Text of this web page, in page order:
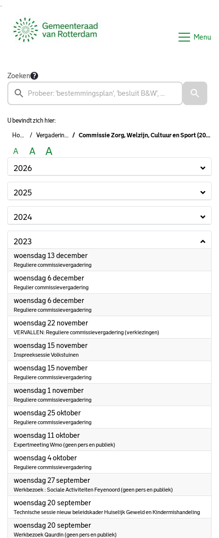
Menu
Zoeken
U bevindt zich hier:
Home Vergaderingen Commissie Zorg, Welzijn, Cultuur en Sport (2022 - 2026)
A A A
2026
2025
2024
2023
woensdag 13 december2023
Reguliere commissievergadering
woensdag 6 december2023
Regulier commissievergadering
woensdag 6 december2023
Reguliere commissievergadering
woensdag 22 november2023
VERVALLEN: Reguliere commissievergadering (verkiezingen)
woensdag 15 november2023
Inspreeksessie Volkstuinen
woensdag 15 november2023
Reguliere commissievergadering
woensdag 1 november2023
Reguliere commissievergadering
woensdag 25 oktober2023
Reguliere commissievergadering
woensdag 11 oktober2023
Expertmeeting Wmo (geen pers en publiek)
woensdag 4 oktober2023
Reguliere commissievergadering
woensdag 27 september2023
Werkbezoek : Sociale Activiteiten Feyenoord (geen pers en publiek)
woensdag 20 september2023
Technische sessie nieuw beleidskader Huiselijk Geweld en Kindermishandeling
woensdag 20 september2023
Werkbezoek Qaurdin (geen pers en publiek)